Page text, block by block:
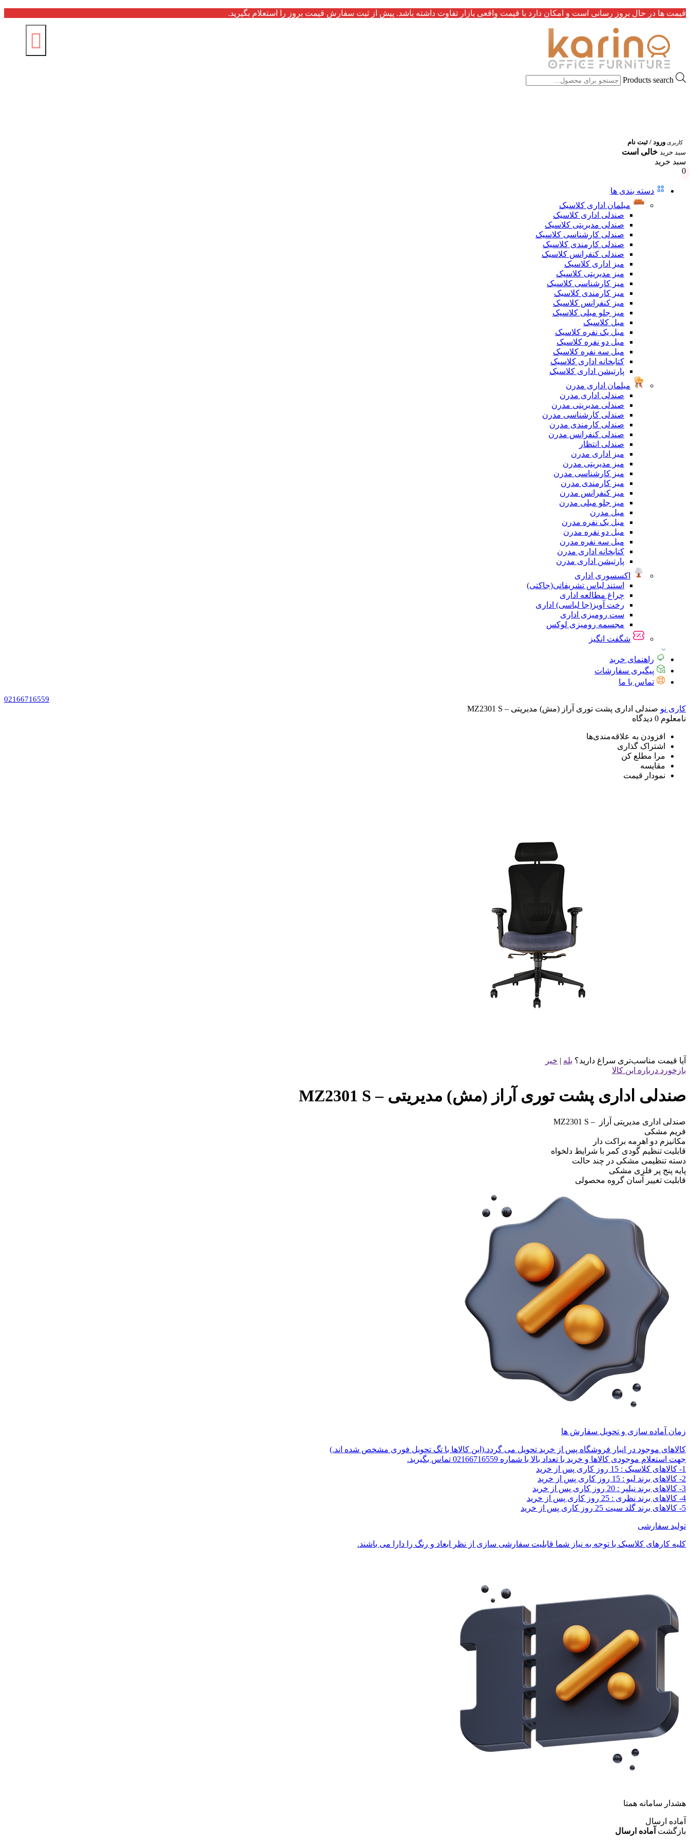
قیمت ها در حال بروز رسانی است و امکان دارد با قیمت واقعی بازار تفاوت داشته باشد. پیش از ثبت سفارش قیمت بروز را استعلام بگیرید.
Products search
کاربری ورود / ثبت نام
سبد خرید خالی است
سبد خرید
0
دسته بندی ها
مبلمان اداری کلاسیک
صندلی اداری کلاسیک
صندلی مدیریتی کلاسیک
صندلی کارشناسی کلاسیک
صندلی کارمندی کلاسیک
صندلی کنفرانس کلاسیک
میز اداری کلاسیک
میز مدیریتی کلاسیک
میز کارشناسی کلاسیک
میز کارمندی کلاسیک
میز کنفرانس کلاسیک
میز جلو مبلی کلاسیک
مبل کلاسیک
مبل یک نفره کلاسیک
مبل دو نفره کلاسیک
مبل سه نفره کلاسیک
کتابخانه اداری کلاسیک
پارتیشن اداری کلاسیک
مبلمان اداری مدرن
صندلی اداری مدرن
صندلی مدیریتی مدرن
صندلی کارشناسی مدرن
صندلی کارمندی مدرن
صندلی کنفرانس مدرن
صندلی انتظار
میز اداری مدرن
میز مدیریتی مدرن
میز کارشناسی مدرن
میز کارمندی مدرن
میز کنفرانس مدرن
میز جلو مبلی مدرن
مبل مدرن
مبل یک نفره مدرن
مبل دو نفره مدرن
مبل سه نفره مدرن
کتابخانه اداری مدرن
پارتیشن اداری مدرن
اکسسوری اداری
استند لباس تشریفاتی(جاکتی)
چراغ مطالعه اداری
رخت آویز(جا لباسی) اداری
ست رومیزی اداری
مجسمه رومیزی لوکس
شگفت انگیز
راهنمای خرید
پیگیری سفارشات
تماس با ما
02166716559
کاری نو صندلی اداری پشت توری آراز (مش) مدیریتی – MZ2301 S
نامعلوم 0 دیدگاه
افزودن به علاقه‌مندی‌ها
اشتراک گذاری
مرا مطلع کن
مقایسه
نمودار قیمت
آیا قیمت مناسب‌تری سراغ دارید؟ بله | خیر
بازخورد درباره این کالا
صندلی اداری پشت توری آراز (مش) مدیریتی – MZ2301 S
صندلی اداری مدیریتی آراز – MZ2301 S
فریم مشکی
مکانیزم دو اهرمه براکت دار
قابلیت تنظیم گودی کمر با شرایط دلخواه
دسته تنظیمی مشکی در چند حالت
پایه پنج پر فلزی مشکی
قابلیت تغییر آسان گروه محصولی
زمان آماده سازی و تحویل سفارش ها
کالاهای موجود در انبار فروشگاه پس از خرید تحویل می گردد.(این کالاها با تگ تحویل فوری مشخص شده اند.)
جهت استعلام موجودی کالاها و خرید با تعداد بالا با شماره 02166716559 تماس بگیرید.
1- کالاهای کلاسیک : 15 روز کاری پس از خرید
2- کالاهای برند لیو : 15 روز کاری پس از خرید
3- کالاهای برند نیلپر : 20 روز کاری پس از خرید
4- کالاهای برند نظری : 25 روز کاری پس از خرید
5- کالاهای برند گلد سیت 25 روز کاری پس از خرید
تولید سفارشی
کلیه کارهای کلاسیک با توجه به نیاز شما قابلیت سفارشی سازی از نظر ابعاد و رنگ را دارا می باشند.
هشدار سامانه همتا
آماده ارسال
بازگشت آماده ارسال